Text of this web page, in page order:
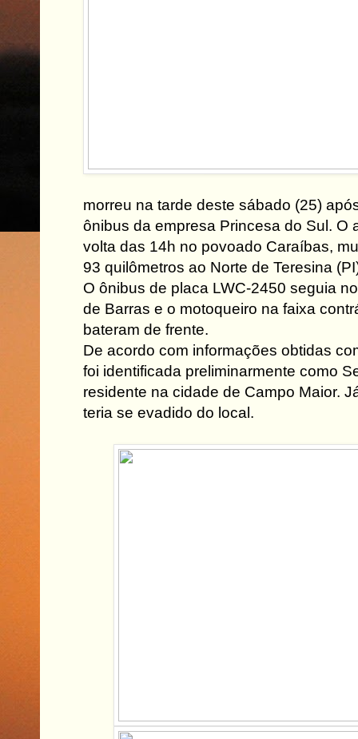
morreu na tarde deste sábado (25)
ônibus da empresa Princesa do Sul. O
volta das 14h no povoado Caraíbas,
93 quilômetros ao Norte de Teresina
O ônibus de placa LWC-2450 seguia
de Barras e o motoqueiro na faixa
bateram de frente.
De acordo com informações obtidas
foi identificada preliminarmente como
residente na cidade de Campo Maior.
teria se evadido do local.